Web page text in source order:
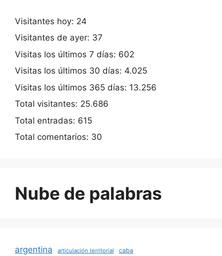
Visitantes hoy: 24
Visitantes de ayer: 37
Visitas los últimos 7 días: 602
Visitas los últimos 30 días: 4.025
Visitas los últimos 365 días: 13.256
Total visitantes: 25.686
Total entradas: 615
Total comentarios: 30
Nube de palabras
argentina articulación territorial
caba